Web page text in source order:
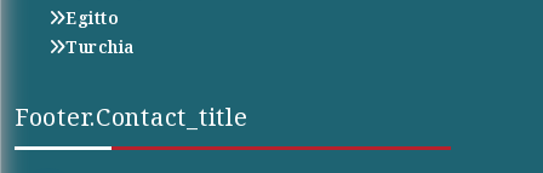
Egitto
Turchia
Footer.contact_title